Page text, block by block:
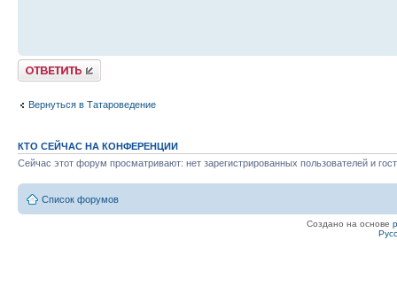
Ответить
Вернуться в Татароведение
КТО СЕЙЧАС НА КОНФЕРЕНЦИИ
Сейчас этот форум просматривают: нет зарегистрированных пользователей и
Список форумов
Создано на основе